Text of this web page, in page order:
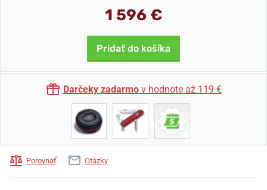
1 596 €
Pridať do košíka
Darčeky zadarmov hodnote až 119 €
Porovnať Otázky